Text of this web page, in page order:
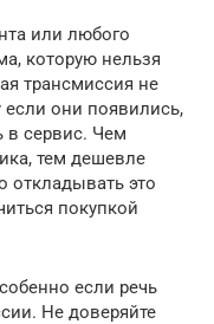
или любого
которую нельзя
трансмиссия не
если они появились,
в сервис. Чем
тем дешевле
откладывать это
покупкой
если речь
Не доверяйте